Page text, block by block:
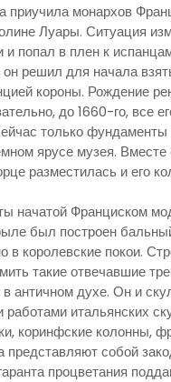
приучила монархов
Луары. Ситуация
и попал в плен к
решил для начала
короны. Рождение
до 1660-го, все
только
ярусе музея.
разместилась и его
начатой Франциском
был построен
в королевские покои.
такие отвечавшие
античном духе. Он и
итальянских
коринфские колонны,
представляют собой
процветания